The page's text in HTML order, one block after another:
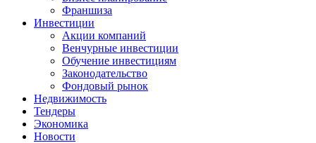
Франшиза
Инвестиции
Акции компаний
Венчурные инвестиции
Обучение инвестициям
Законодательство
Фондовый рынок
Недвижимость
Тендеры
Экономика
Новости